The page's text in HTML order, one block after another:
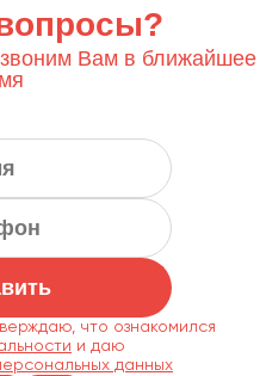
Вам в ближайшее
что ознакомился
данных